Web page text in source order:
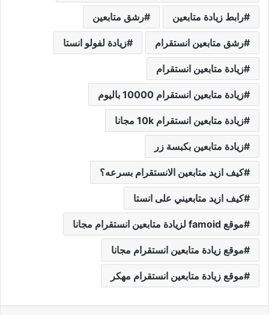
رابط زيادة متابعين رشق متابعين
رشق متابعين انستقرام زيادة لفولو انستا
زيادة متابعين انستقرام
زيادة متابعين انستقرام 10000 باليوم
زيادة متابعين انستقرام 10k مجانا
زيادة متابعين بكبسة زر
كيف ازيد متابعين الانستقرام بسرعه؟
كيف ازيد متابعيني على انستا
موقع famoid لزيادة متابعين انستقرام مجانا
موقع زيادة متابعين انستقرام مجانا
موقع زيادة متابعين انستقرام مهكر